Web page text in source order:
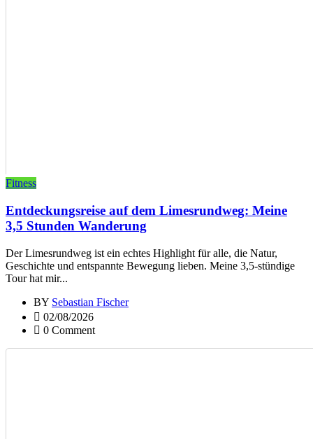
Fitness
Entdeckungsreise auf dem Limesrundweg: Meine
3,5 Stunden Wanderung
Der Limesrundweg ist ein echtes Highlight für alle, die Natur,
Geschichte und entspannte Bewegung lieben. Meine 3,5-stündige
Tour hat mir...
BY Sebastian Fischer
02/08/2026
0 Comment